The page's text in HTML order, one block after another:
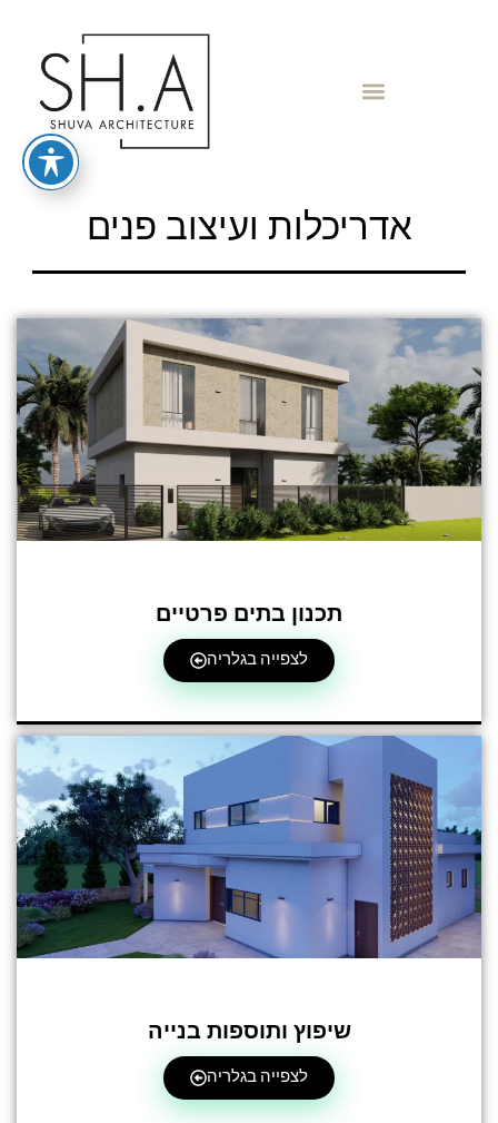
אדריכלות ועיצוב פנים
תכנון בתים פרטיים
לצפייה בגלריה
שיפוץ ותוספות בנייה
לצפייה בגלריה